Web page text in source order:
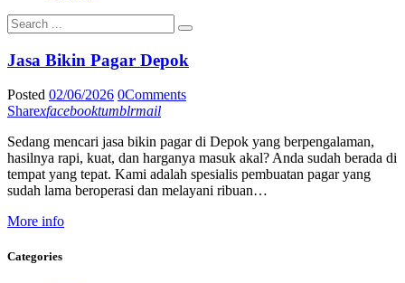
Jasa Bikin Pagar Depok
Posted 02/06/2026 0Comments
Sharexfacebooktumblrmail
Sedang mencari jasa bikin pagar di Depok yang berpengalaman,
hasilnya rapi, kuat, dan harganya masuk akal? Anda sudah berada di
tempat yang tepat. Kami adalah spesialis pembuatan pagar yang
sudah lama beroperasi dan melayani ribuan…
More info
Categories